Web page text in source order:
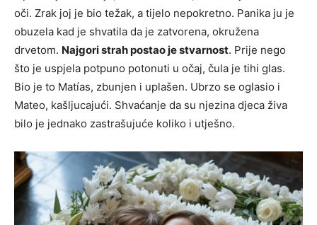
oči. Zrak joj je bio težak, a tijelo nepokretno. Panika ju je
obuzela kad je shvatila da je zatvorena, okružena
drvetom. Najgori strah postao je stvarnost. Prije nego
što je uspjela potpuno potonuti u očaj, čula je tihi glas.
Bio je to Matías, zbunjen i uplašen. Ubrzo se oglasio i
Mateo, kašljucajući. Shvaćanje da su njezina djeca živa
bilo je jednako zastrašujuće koliko i utješno.